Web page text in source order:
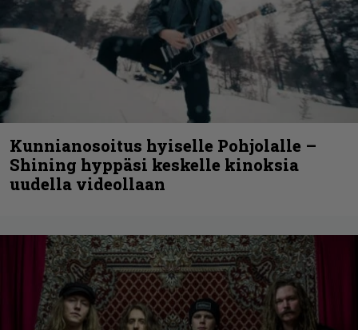
Kunnianosoitus hyiselle Pohjolalle –
Shining hyppäsi keskelle kinoksia
uudella videollaan